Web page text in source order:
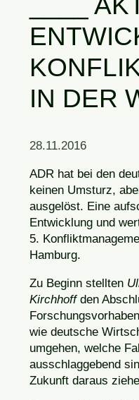
IN DER
28.11.2016
ADR hat bei den
keinen Umsturz,
ausgelöst. Eine
Entwicklung und
5.
Hamburg.
Zu Beginn stellten
Kirchhoff den
wie deutsche
umgehen, welche
ausschlaggebend
Zukunft daraus